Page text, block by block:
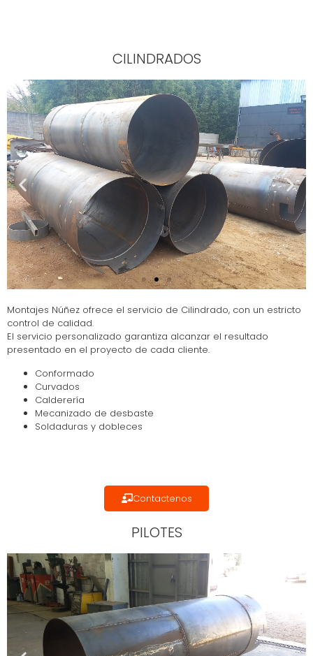
CILINDRADOS
Montajes Núñez ofrece el servicio de Cilindrado, con un estricto
control de calidad.
El servicio personalizado garantiza alcanzar el resultado
presentado en el proyecto de cada cliente.
Conformado
Curvados
Calderería
Mecanizado de desbaste
Soldaduras y dobleces
Contactenos
PILOTES